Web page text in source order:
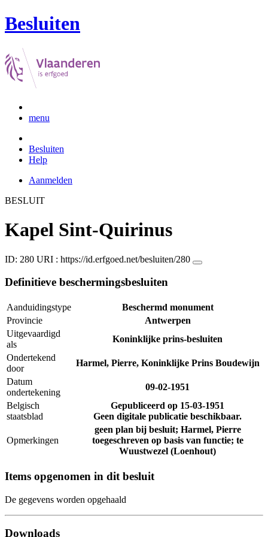
Besluiten
menu
Besluiten
Help
Aanmelden
BESLUIT
Kapel Sint-Quirinus
ID: 280 URI : https://id.erfgoed.net/besluiten/280
Definitieve beschermingsbesluiten
Aanduidingstype
Beschermd monument
Provincie
Antwerpen
Uitgevaardigd
als
Koninklijke prins-besluiten
Ondertekend
door
Harmel, Pierre, Koninklijke Prins Boudewijn
Datum
ondertekening
09-02-1951
Belgisch
staatsblad
Gepubliceerd op 15-03-1951
Geen digitale publicatie beschikbaar.
Opmerkingen
geen plan bij besluit; Harmel, Pierre
toegeschreven op basis van functie; te
Wuustwezel (Loenhout)
Items opgenomen in dit besluit
De gegevens worden opgehaald
Downloads